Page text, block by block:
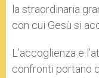
la straordinaria
con cui Gesù si
L’accoglienza e
confronti portano